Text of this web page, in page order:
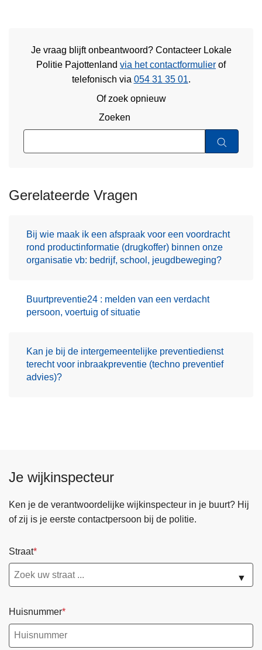
Je vraag blijft onbeantwoord? Contacteer Lokale
Politie Pajottenland via het contactformulier of
telefonisch via 054 31 35 01.
Of zoek opnieuw
Zoeken
Gerelateerde Vragen
Bij wie maak ik een afspraak voor een voordracht
rond productinformatie (drugkoffer) binnen onze
organisatie vb: bedrijf, school, jeugdbeweging?
Buurtpreventie24 : melden van een verdacht
persoon, voertuig of situatie
Kan je bij de intergemeentelijke preventiedienst
terecht voor inbraakpreventie (techno preventief
advies)?
Je wijkinspecteur
Ken je de verantwoordelijke wijkinspecteur in je buurt? Hij
of zij is je eerste contactpersoon bij de politie.
Straat
▼
Huisnummer